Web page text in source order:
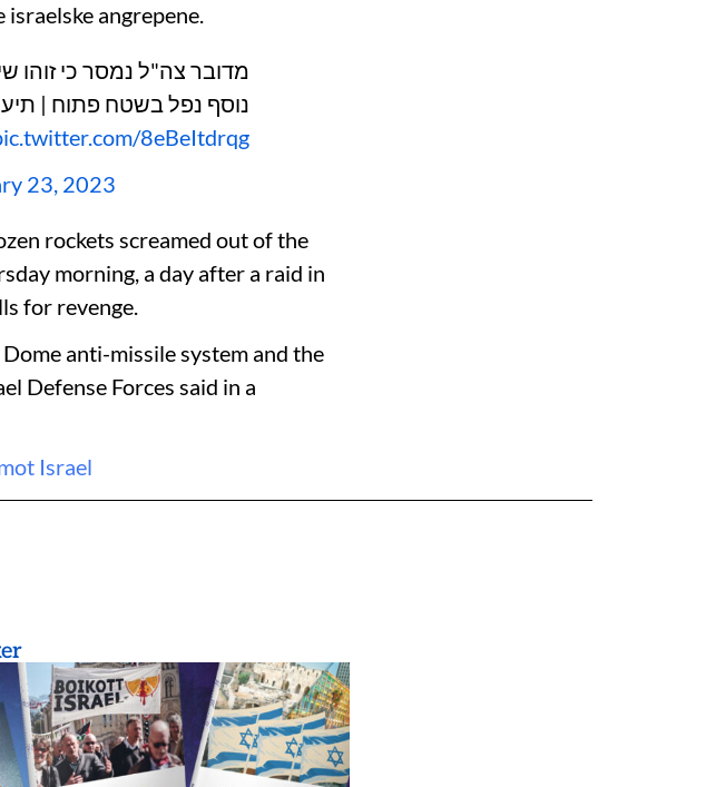
israelske angrepene.
מדובר צה"ל נמסר כי זוהו
נוסף נפל בשטח פתוח |
8eBeItdrqg
23, 2023
rockets screamed out of the
morning, a day after a raid in
for revenge.
anti-missile system and the
Defense Forces said in a
Israel